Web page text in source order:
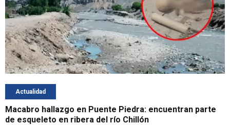
Actualidad
Macabro hallazgo en Puente Piedra: encuentran parte
de esqueleto en ribera del río Chillón